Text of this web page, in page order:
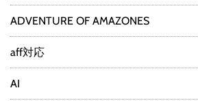
ADVENTURE OF AMAZONES
aff対応
AI